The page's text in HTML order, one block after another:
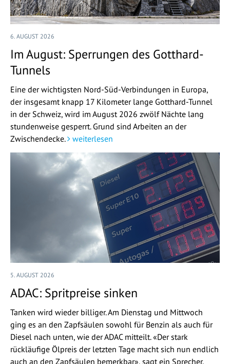
6. AUGUST 2026
Im August: Sperrungen des Gotthard-
Tunnels
Eine der wichtigsten Nord-Süd-Verbindungen in Europa,
der insgesamt knapp 17 Kilometer lange Gotthard-Tunnel
in der Schweiz, wird im August 2026 zwölf Nächte lang
stundenweise gesperrt. Grund sind Arbeiten an der
Zwischendecke.
weiterlesen
5. AUGUST 2026
ADAC: Spritpreise sinken
Tanken wird wieder billiger. Am Dienstag und Mittwoch
ging es an den Zapfsäulen sowohl für Benzin als auch für
Diesel nach unten, wie der ADAC mitteilt. «Der stark
rückläufige Ölpreis der letzten Tage macht sich nun endlich
auch an den Zapfsäulen bemerkbar», sagt ein Sprecher.